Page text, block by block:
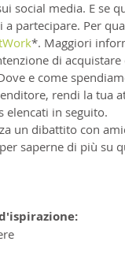
social media. E se
a partecipare. Per
*. Maggiori
di
e come
rendi la tua
elencati in seguito.
un dibattito con
saperne di più su